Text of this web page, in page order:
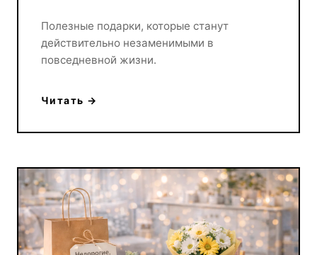
Полезные подарки, которые станут
действительно незаменимыми в
повседневной жизни.
Читать →